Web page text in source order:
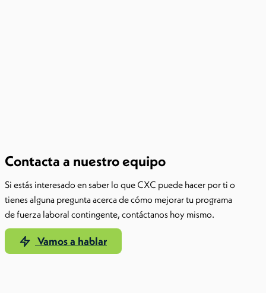
Contacta a nuestro equipo
Si estás interesado en saber lo que CXC puede hacer por ti o
tienes alguna pregunta acerca de cómo mejorar tu programa
de fuerza laboral contingente, contáctanos hoy mismo.
Vamos a hablar